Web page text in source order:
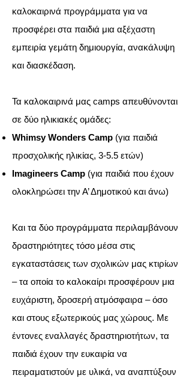
καλοκαιρινά προγράμματα για να
προσφέρει στα παιδιά μια αξέχαστη
εμπειρία γεμάτη δημιουργία, ανακάλυψη
και διασκέδαση.
Τα καλοκαιρινά μας camps απευθύνονται
σε δύο ηλικιακές ομάδες:
Whimsy Wonders Camp (για παιδιά
προσχολικής ηλικίας, 3-5.5 ετών)
Imagineers Camp (για παιδιά που έχουν
ολοκληρώσει την Α’ Δημοτικού και άνω)
Και τα δύο προγράμματα περιλαμβάνουν
δραστηριότητες τόσο μέσα στις
εγκαταστάσεις των σχολικών μας κτιρίων
– τα οποία το καλοκαίρι προσφέρουν μια
ευχάριστη, δροσερή ατμόσφαιρα – όσο
και στους εξωτερικούς μας χώρους. Με
έντονες εναλλαγές δραστηριοτήτων, τα
παιδιά έχουν την ευκαιρία να
πειραματιστούν με υλικά, να αναπτύξουν